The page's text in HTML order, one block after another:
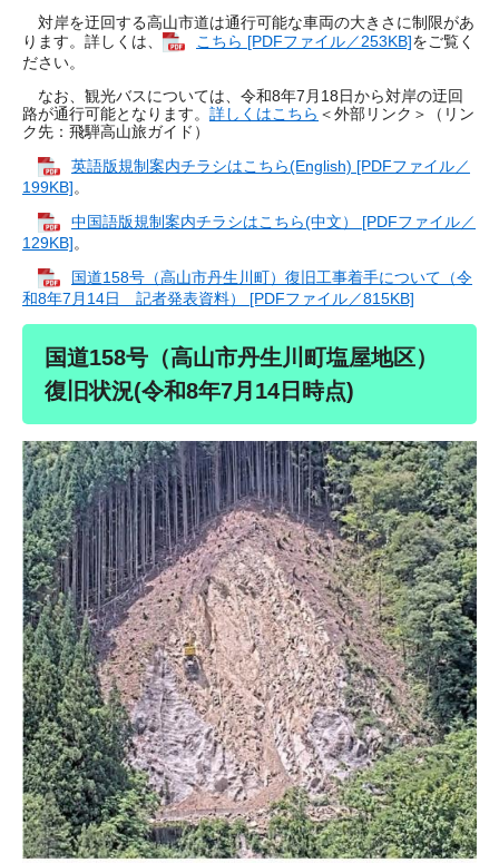
対岸を迂回する高山市道は通行可能な車両の大きさに制限があ
ります。詳しくは、
こちら [PDFファイル／253KB]をご覧く
ださい。
なお、観光バスについては、令和8年7月18日から対岸の迂回
路が通行可能となります。 詳しくはこちら ＜外部リンク＞
（リン
ク先：飛騨高山旅ガイド）
英語版規制案内チラシはこちら(English) [PDFファイル／
199KB]。
中国語版規制案内チラシはこちら(中文） [PDFファイル／
129KB]。
国道158号（高山市丹生川町）復旧工事着手について（令
和8年7月14日 記者発表資料） [PDFファイル／815KB]
国道158号（高山市丹生川町塩屋地区）
復旧状況(令和8年7月14日時点)